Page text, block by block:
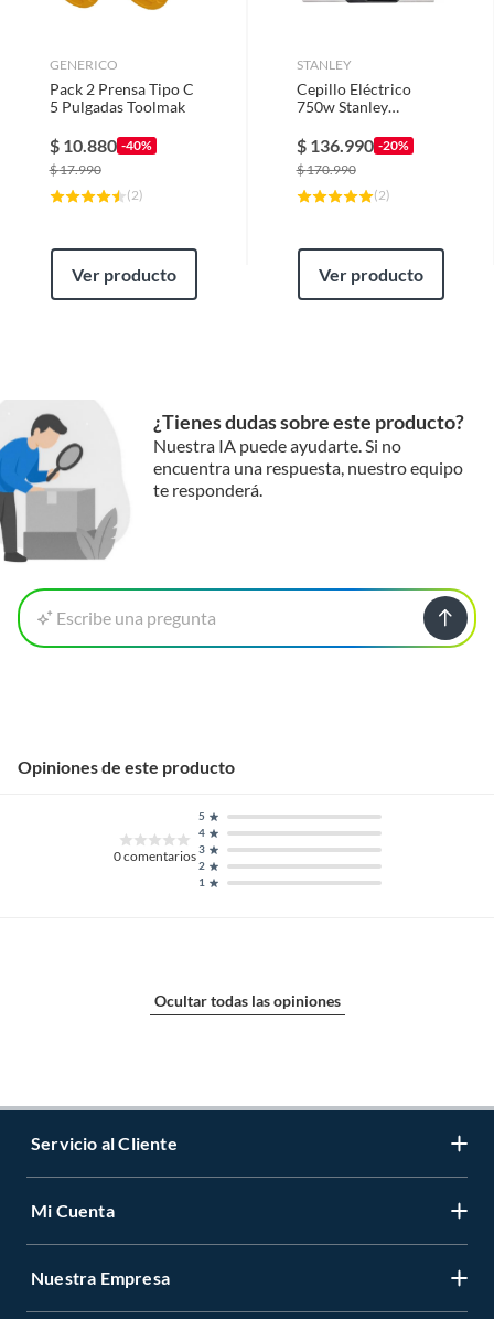
GENERICO
Pack 2 Prensa Tipo C
5 Pulgadas Toolmak
$ 10.880 -40%
$17.990
(2)
Ver producto
STANLEY
Cepillo Eléctrico
750w Stanley
$ 136.990 -20%
$170.990
(2)
Ver producto
¿Tienes dudas sobre este producto?
Nuestra IA puede ayudarte. Si no
encuentra una respuesta, nuestro equipo
te responderá.
Escribe una pregunta
Opiniones de este producto
0comentarios
1
2
3
4
5
Ocultar todas las opiniones
Servicio al Cliente
Contáctanos
Mi Cuenta
Registrate
Nuestra Empresa